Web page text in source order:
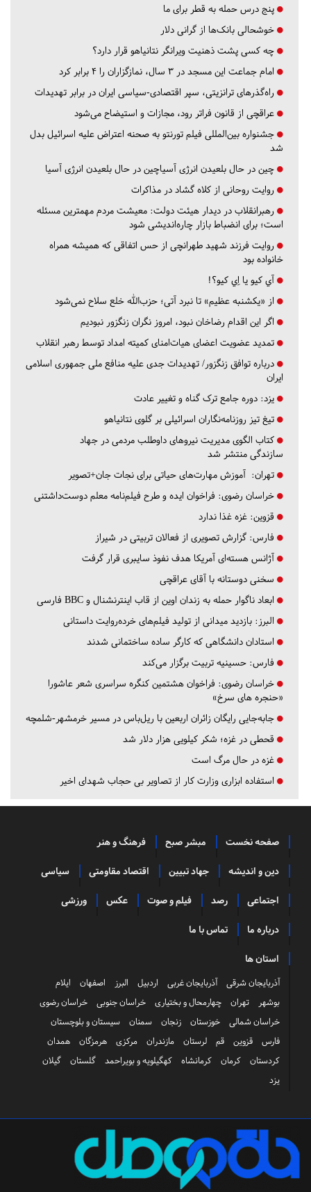
پنج درس‌ حمله به قطر برای ما
خوشحالی بانک‌ها از گرانی دلار
چه کسی پشت ذهنیت ویرانگر نتانیاهو قرار دارد؟
امام جماعت این مسجد در ۳ سال، نمازگزاران را ۴ برابر کرد
راه‌گذرهای ترانزیتی، سپر اقتصادی-سیاسی ایران در برابر تهدیدات
عراقچی از قانون فراتر رود، مجازات و استیضاح می‌شود
جشنواره بین‌المللی فیلم تورنتو به صحنه اعتراض علیه اسرائیل بدل
شد
چین در حال بلعیدن انرژی آسیاچین در حال بلعیدن انرژی آسیا
روایت روحانی از کلاه گشاد در مذاکرات
رهبرانقلاب در دیدار هیئت دولت: معیشت مردم مهمترین مسئله
است؛ برای انضباط بازار چاره‌اندیشی شود
روایت فرزند شهید طهرانچی از حس اتفاقی که همیشه همراه
خانواده بود
آي كيو يا اِي كيو؟!
از «یکشنبه عظیم» تا نبرد آتی؛ حزب‌الله خلع سلاح نمی‌شود
اگر این اقدام رضاخان نبود، امروز نگران زنگزور نبودیم
تمدید عضویت اعضای هیات‌امنای کمیته امداد توسط رهبر انقلاب
درباره توافق زنگزور/ تهدیدات جدی علیه منافع ملی جمهوری اسلامی
ایران
یزد: دوره جامع ترک گناه و تغییر عادت
تیغ تیز روزنامه‌نگاران اسرائیلی بر گلوی نتانیاهو
کتاب الگوی مدیریت نیروهای داوطلب مردمی در جهاد
سازندگی منتشر شد
تهران: آموزش مهارت‌های حیاتی برای نجات جان+تصویر
خراسان رضوی: فراخوان ایده و طرح فیلم‌نامه معلم دوست‌داشتنی
قزوین: غزه غذا ندارد
فارس: گزارش تصویری از فعالان تربیتی در شیراز
آژانس هسته‌ای آمریکا هدف نفوذ سایبری قرار گرفت
سخنی دوستانه با آقای عراقچی
ابعاد ناگوار حمله به زندان اوین از قاب اینترنشنال و BBC فارسی
البرز: بازدید میدانی از تولید فیلم‌های خرده‌روایت داستانی
استادان دانشگاهی که کارگر ساده ساختمانی شدند
فارس: حسینیه تربیت برگزار می‌کند
خراسان رضوی: فراخوان هشتمین کنگره سراسری شعر عاشورا
«حنجره های سرخ»
جابه‌جایی رایگان زائران اربعین با ریل‌باس در مسیر خرمشهر-شلمچه
قحطی در غزه؛ شکر کیلویی هزار دلار شد
غزه در حال مرگ است
استفاده ابزاری وزارت کار از تصاویر بی حجاب شهدای اخیر
صفحه نخست مبشر صبح فرهنگ و هنر
دین و اندیشه جهاد تبیین اقتصاد مقاومتی سیاسی
اجتماعی رصد فیلم و صوت عکس ورزشی
درباره ما تماس با ما
استان ها
آذربایجان شرقی آذربایجان غربی اردبیل البرز اصفهان
ایلام
بوشهر
تهران چهارمحال و بختیاری خراسان جنوبی
خراسان رضوی
خراسان شمالی
خوزستان زنجان سمنان
سیستان و بلوچستان
فارس
قزوین قم لرستان مازندران مرکزی هرمزگان
همدان
کردستان
کرمان کرمانشاه کهگیلویه و بویراحمد گلستان
گیلان
یزد